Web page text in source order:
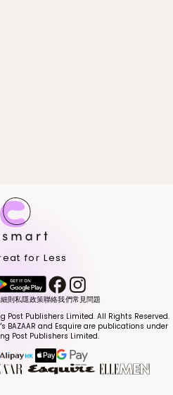
for Less
則私隱政策聯絡我們常見問題
Post Publishers Limited. All Rights Reserved.
BAZAAR and Esquire are publications under
Post Publishers Limited.